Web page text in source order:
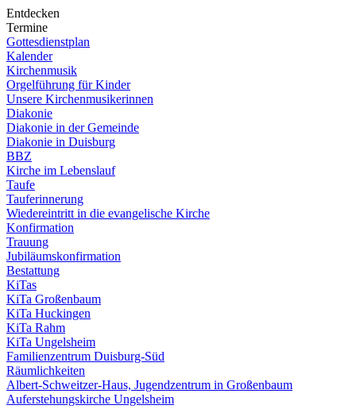
Entdecken
Termine
Gottesdienstplan
Kalender
Kirchenmusik
Orgelführung für Kinder
Unsere Kirchenmusikerinnen
Diakonie
Diakonie in der Gemeinde
Diakonie in Duisburg
BBZ
Kirche im Lebenslauf
Taufe
Tauferinnerung
Wiedereintritt in die evangelische Kirche
Konfirmation
Trauung
Jubiläumskonfirmation
Bestattung
KiTas
KiTa Großenbaum
KiTa Huckingen
KiTa Rahm
KiTa Ungelsheim
Familienzentrum Duisburg-Süd
Räumlichkeiten
Albert-Schweitzer-Haus, Jugendzentrum in Großenbaum
Auferstehungskirche Ungelsheim